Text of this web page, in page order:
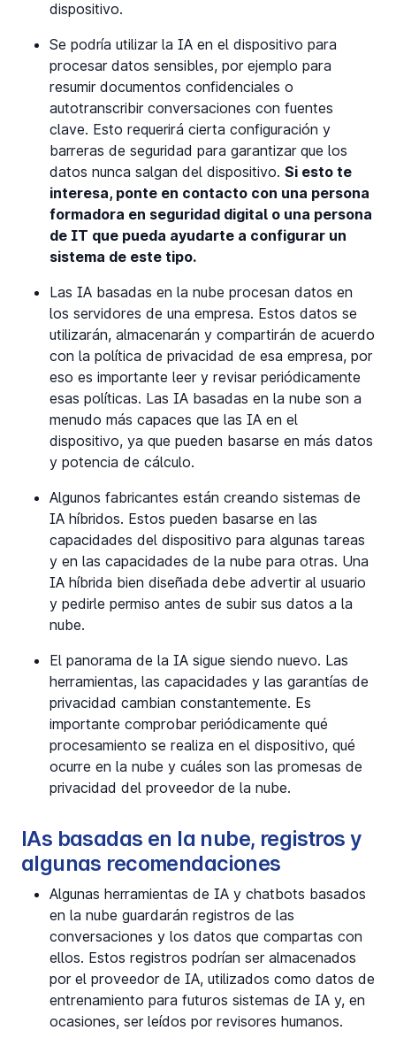
dispositivo.
Se podría utilizar la IA en el dispositivo para
procesar datos sensibles, por ejemplo para
resumir documentos confidenciales o
autotranscribir conversaciones con fuentes
clave. Esto requerirá cierta configuración y
barreras de seguridad para garantizar que los
datos nunca salgan del dispositivo. Si esto te
interesa, ponte en contacto con una persona
formadora en seguridad digital o una persona
de IT que pueda ayudarte a configurar un
sistema de este tipo.
Las IA basadas en la nube procesan datos en
los servidores de una empresa. Estos datos se
utilizarán, almacenarán y compartirán de acuerdo
con la política de privacidad de esa empresa, por
eso es importante leer y revisar periódicamente
esas políticas. Las IA basadas en la nube son a
menudo más capaces que las IA en el
dispositivo, ya que pueden basarse en más datos
y potencia de cálculo.
Algunos fabricantes están creando sistemas de
IA híbridos. Estos pueden basarse en las
capacidades del dispositivo para algunas tareas
y en las capacidades de la nube para otras. Una
IA híbrida bien diseñada debe advertir al usuario
y pedirle permiso antes de subir sus datos a la
nube.
El panorama de la IA sigue siendo nuevo. Las
herramientas, las capacidades y las garantías de
privacidad cambian constantemente. Es
importante comprobar periódicamente qué
procesamiento se realiza en el dispositivo, qué
ocurre en la nube y cuáles son las promesas de
privacidad del proveedor de la nube.
IAs basadas en la nube, registros y
algunas recomendaciones
Algunas herramientas de IA y chatbots basados
en la nube guardarán registros de las
conversaciones y los datos que compartas con
ellos. Estos registros podrían ser almacenados
por el proveedor de IA, utilizados como datos de
entrenamiento para futuros sistemas de IA y, en
ocasiones, ser leídos por revisores humanos.